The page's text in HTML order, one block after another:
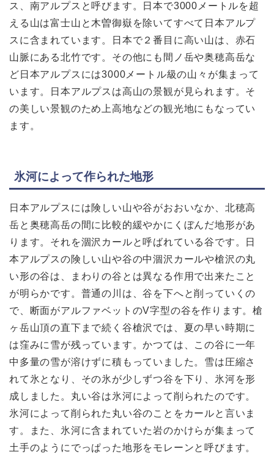
ス、南アルプスと呼びます。日本で3000メートルを超
える山は富士山と木曽御嶽を除いてすべて日本アルプ
スに含まれています。日本で２番目に高い山は、赤石
山脈にある北竹です。その他にも間ノ岳や奥穂高岳な
ど日本アルプスには3000メートル級の山々が集まって
います。日本アルプスは高山の景観が見られます。そ
の美しい景観のため上高地などの観光地にもなってい
ます。
氷河によって作られた地形
日本アルプスには険しい山や谷がおおいなか、北穂高
岳と奥穂高岳の間に比較的緩やかにくぼんだ地形があ
ります。それを涸沢カールと呼ばれている谷です。日
本アルプスの険しい山や谷の中涸沢カールや槍沢の丸
い形の谷は、まわりの谷とは異なる作用で出来たこと
が明らかです。普通の川は、谷を下へと削っていくの
で、断面がアルファベットのV字型の谷を作ります。槍
ヶ岳山頂の直下まで続く谷槍沢では、夏の早い時期に
は窪みに雪が残っています。かつては、この谷に一年
中多量の雪が溶けずに積もっていました。雪は圧縮さ
れて氷となり、その氷が少しずつ谷を下り、氷河を形
成しました。丸い谷は氷河によって削られたのです。
氷河によって削られた丸い谷のことをカールと言いま
す。また、氷河に含まれていた岩のかけらが集まって
土手のようにでっぱった地形をモレーンと呼びます。